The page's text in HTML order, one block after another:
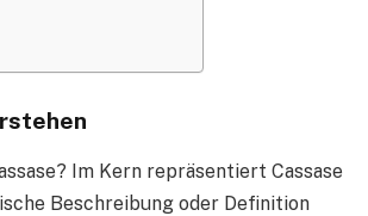
Im Kern repräsentiert Cassase
Beschreibung oder Definition